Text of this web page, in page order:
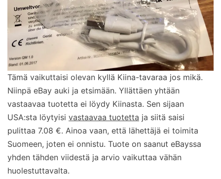
Tämä vaikuttaisi olevan kyllä Kiina-tavaraa jos mikä.
Niinpä eBay auki ja etsimään. Yllättäen yhtään
vastaavaa tuotetta ei löydy Kiinasta. Sen sijaan
USA:sta löytyisi vastaavaa tuotetta ja siitä saisi
pulittaa 7.08 €. Ainoa vaan, että lähettäjä ei toimita
Suomeen, joten ei onnistu. Tuote on saanut eBayssa
yhden tähden viidestä ja arvio vaikuttaa vähän
huolestuttavalta.